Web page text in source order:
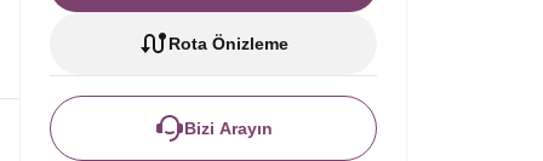
Rota Önizleme
Bizi Arayın